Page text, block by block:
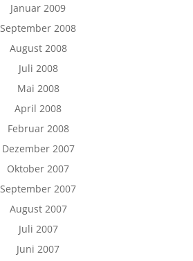
Januar 2009
September 2008
August 2008
Juli 2008
Mai 2008
April 2008
Februar 2008
Dezember 2007
Oktober 2007
September 2007
August 2007
Juli 2007
Juni 2007